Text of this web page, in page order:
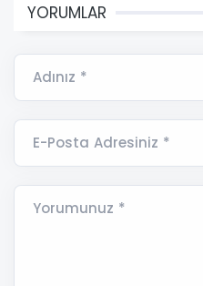
YORUMLAR
Adınız *
E-Posta Adresiniz *
Yorumunuz *